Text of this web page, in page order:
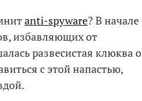
anti-spyware? В начале
избавляющих от
развесистая клюква о
с этой напастью,